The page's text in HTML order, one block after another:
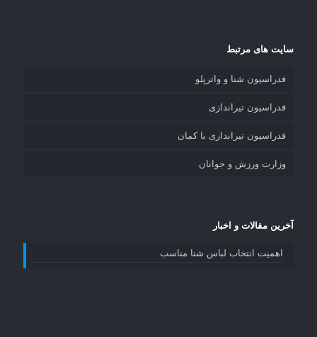
سایت های مرتبط
فدراسیون شنا و واترپلو
فدراسیون تیراندازی
فدراسیون تیراندازی با کمان
وزارت ورزش و جوانان
آخرین مقالات و اخبار
اهمیت انتخاب لباس شنا مناسب